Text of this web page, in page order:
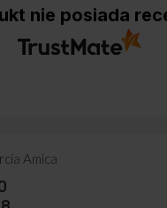
nie posiada
Amica